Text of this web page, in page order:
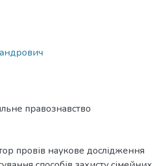
правознавство
провів наукове дослідження